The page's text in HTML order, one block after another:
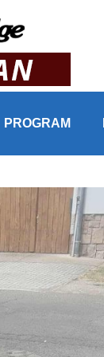
PROGRAM